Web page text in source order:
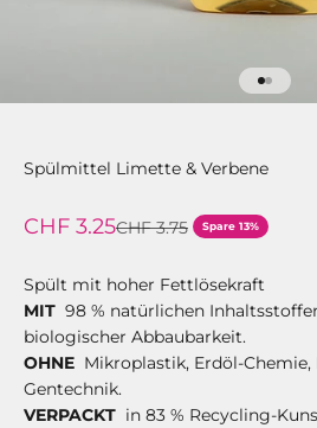
Gehe
Gehe
Spülmittel Limette & Verbene
Angebot
CHF 3.25Regulärer Preis
CHF 3.75 Spare 13%
Spült mit hoher Fettlösekraft
MIT 98 % natürlichen
biologischer Abbaubarkeit.
OHNE Mikroplastik, Erdöl-Chemie,
Gentechnik.
VERPACKT in 83 % Recycling-